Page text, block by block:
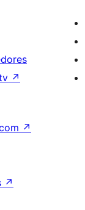
↗
↗
↗